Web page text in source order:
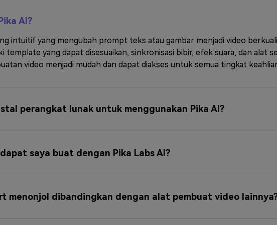
AI?
intuitif yang mengubah prompt teks atau gambar menjadi video
yang dapat disesuaikan, sinkronisasi bibir, efek suara, dan alat
video menjadi mudah dan dapat diakses untuk semua tingkat
perangkat lunak untuk menggunakan Pika AI?
saya buat dengan Pika Labs AI?
menonjol dibandingkan dengan alat pembuat video